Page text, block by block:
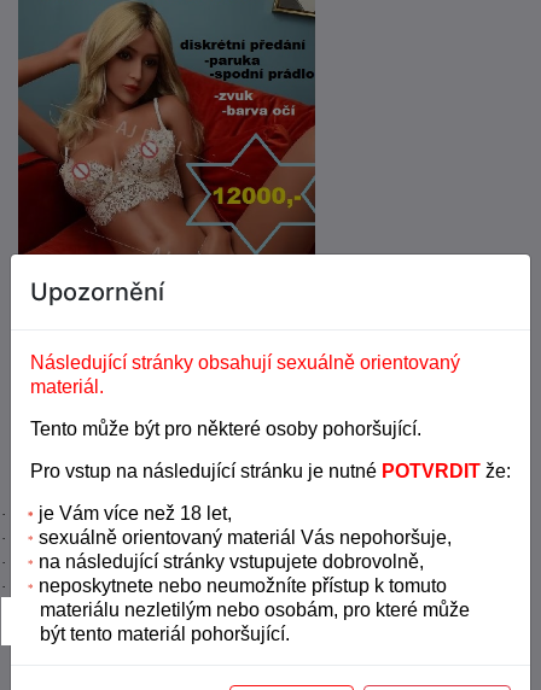
Online
Upozornění
Následující stránky obsahují sexuálně orientovaný
materiál.
Tento může být pro některé osoby pohoršující.
Pro vstup na následující stránku je nutné POTVRDIT že:
· * je Vám více než 18 let,
· * sexuálně orientovaný materiál Vás nepohoršuje,
· * na následující stránky vstupujete dobrovolně,
· * neposkytnete nebo neumožníte přístup k tomuto
materiálu nezletilým nebo osobám, pro které může
být tento materiál pohoršující.